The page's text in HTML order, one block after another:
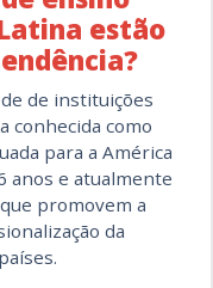
estão
de instituições
conhecida como
para a América
anos e atualmente
promovem a
da